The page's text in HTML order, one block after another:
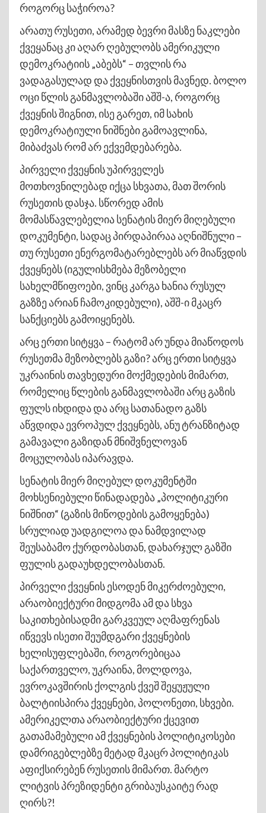
როგორც საჭიროა?
არათუ რუსეთი, არამედ ბევრი მასზე ნაკლები
ქვეყანაც კი აღარ ღებულობს ამერიკული
დემოკრატიის „აბებს“ – თვლის რა
ვადაგასულად და ქვეყნისთვის მავნედ. ბოლო
ოცი წლის განმავლობაში აშშ-ა, როგორც
ქვეყნის შიგნით, ისე გარეთ, იმ სახის
დემოკრატიული ნიშნები გამოავლინა,
მიბაძვას რომ არ ექვემდებარება.
პირველი ქვეყნის უპირველეს
მოთხოვნილებად იქცა სხვათა, მათ შორის
რუსეთის დასჯა. სწორედ ამის
მომასწავლებელია სენატის მიერ მიღებული
დოკუმენტი, სადაც პირდაპირაა აღნიშნული –
თუ რუსეთი ენერგომატარებლებს არ მიაწვდის
ქვეყნებს (იგულისხმება მეზობელი
სახელმწიფოები, ვინც კარგა ხანია რუსულ
გაზზე არიან ჩამოკიდებული), აშშ-ი მკაცრ
სანქციებს გამოიყენებს.
არც ერთი სიტყვა – რატომ არ უნდა მიაწოდოს
რუსეთმა მეზობლებს გაზი? არც ერთი სიტყვა
უკრაინის თავხედური მოქმედების მიმართ,
რომელიც წლების განმავლობაში არც გაზის
ფულს იხდიდა და არც სათანადო გაზს
აწვდიდა ევროპულ ქვეყნებს, ანუ ტრანზიტად
გამავალი გაზიდან მნიშვნელოვან
მოცულობას იპარავდა.
სენატის მიერ მიღებულ დოკუმენტში
მოხსენიებული წინადადება „პოლიტიკური
ნიშნით“ (გაზის მიწოდების გამოყენება)
სრულიად უადგილოა და ნამდვილად
შეუსაბამო ქურდობასთან, დახარჯულ გაზში
ფულის გადაუხდელობასთან.
პირველი ქვეყნის ესოდენ მიკერძოებული,
არაობიექტური მიდგომა ამ და სხვა
საკითხებისადმი გარკვეულ აღმაფრენას
იწვევს ისეთი შეუმდგარი ქვეყნების
ხელისუფლებაში, როგორებიცაა
საქართველო, უკრაინა, მოლდოვა,
ევროკავშირის ქოლგის ქვეშ შეყუჟული
ბალტიისპირა ქვეყნები, პოლონეთი, სხვები.
ამერიკელთა არაობიექტური ქცევით
გათამამებული ამ ქვეყნების პოლიტიკოსები
დამრიგებლებზე მეტად მკაცრ პოლიტიკას
აფიქსირებენ რუსეთის მიმართ. მარტო
ლიტვის პრეზიდენტი გრიბაუსკაიტე რად
ღირს?!